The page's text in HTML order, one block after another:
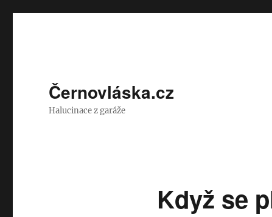
Černovláska.cz
Halucinace z garáže
Když se